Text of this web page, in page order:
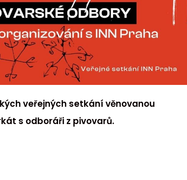
veřejných setkání věnovanou
s odboráři z pivovarů.